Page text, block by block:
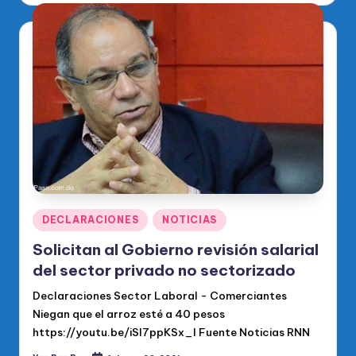
Publicado
en
DECLARACIONES NOTICIAS
Solicitan al Gobierno revisión salarial
del sector privado no sectorizado
Declaraciones Sector Laboral - Comerciantes
Niegan que el arroz esté a 40 pesos
https://youtu.be/iSI7ppKSx_I Fuente Noticias RNN